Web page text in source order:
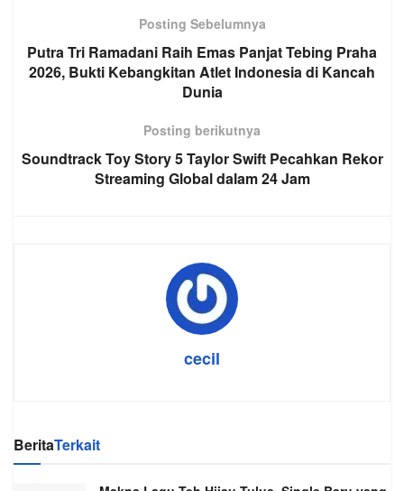
Posting Sebelumnya
Putra Tri Ramadani Raih Emas Panjat Tebing Praha
2026, Bukti Kebangkitan Atlet Indonesia di Kancah
Dunia
Posting berikutnya
Soundtrack Toy Story 5 Taylor Swift Pecahkan Rekor
Streaming Global dalam 24 Jam
cecil
BeritaTerkait